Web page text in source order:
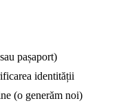
pașaport)
identității
(o generăm noi)